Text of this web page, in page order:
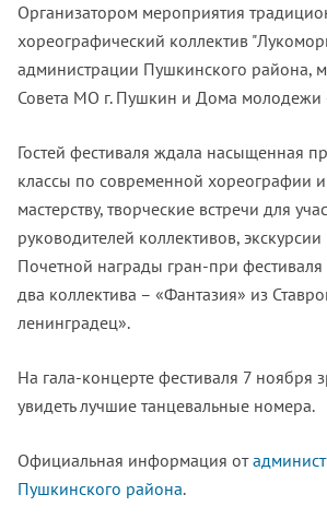
Организатором мероприятия
хореографический коллектив
администрации Пушкинского района,
Совета МО г. Пушкин и Дома молодежи
Гостей фестиваля ждала насыщенная
классы по современной хореографии и
мастерству, творческие встречи для
руководителей коллективов,
Почетной награды гран-при фестиваля
два коллектива – «Фантазия» из
ленинградец».
На гала-концерте фестиваля 7 ноября
увидеть лучшие танцевальные номера.
Официальная информация от
Пушкинского района.